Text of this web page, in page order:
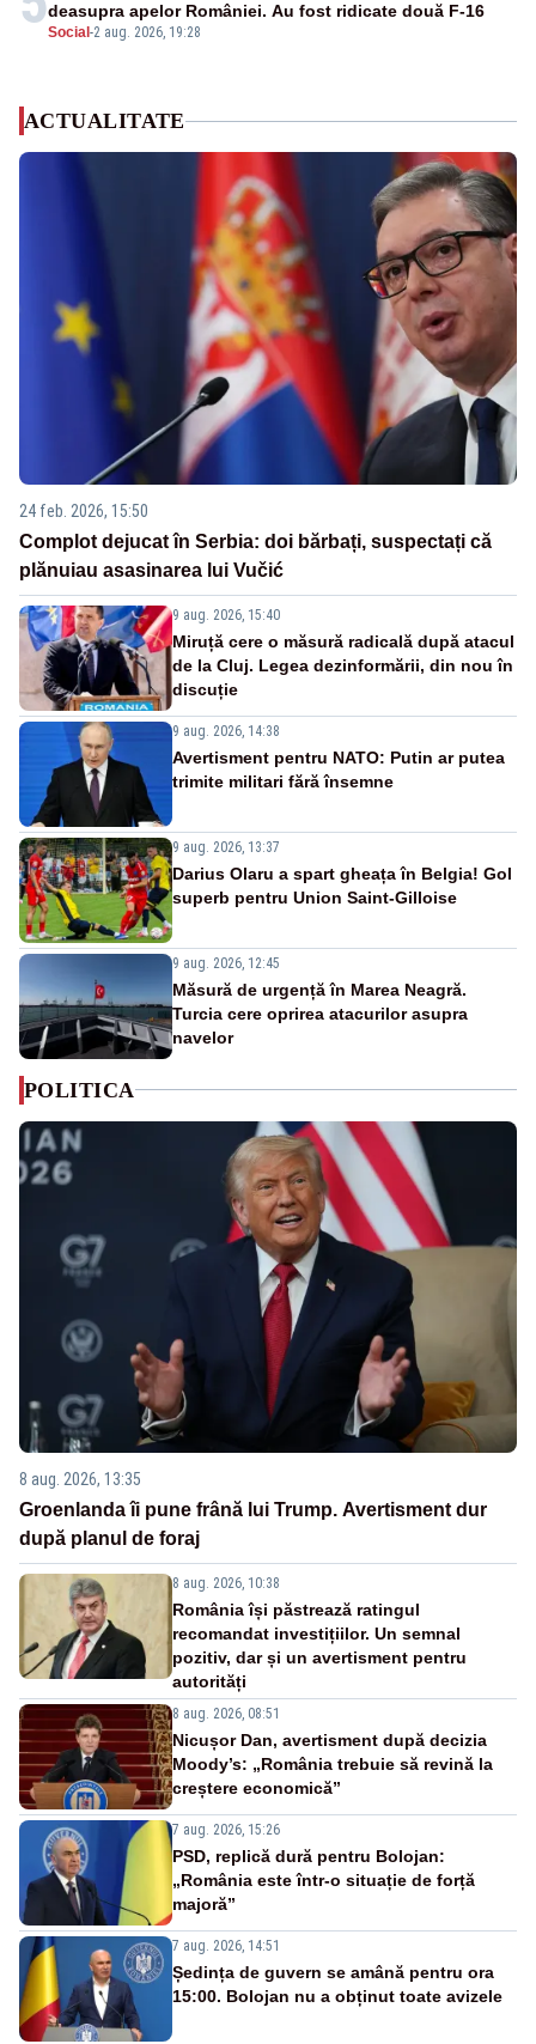
Social -2 aug. 2026, 19:28
deasupra apelor României. Au fost ridicate două F-16
ACTUALITATE
24 feb. 2026, 15:50
Complot dejucat în Serbia: doi bărbați, suspectați că
plănuiau asasinarea lui Vučić
9 aug. 2026, 15:40
Miruță cere o măsură radicală după atacul
de la Cluj. Legea dezinformării, din nou în
discuție
9 aug. 2026, 14:38
Avertisment pentru NATO: Putin ar putea
trimite militari fără însemne
9 aug. 2026, 13:37
Darius Olaru a spart gheața în Belgia! Gol
superb pentru Union Saint-Gilloise
9 aug. 2026, 12:45
Măsură de urgență în Marea Neagră.
Turcia cere oprirea atacurilor asupra
navelor
POLITICA
8 aug. 2026, 13:35
Groenlanda îi pune frână lui Trump. Avertisment dur
după planul de foraj
8 aug. 2026, 10:38
România își păstrează ratingul
recomandat investițiilor. Un semnal
pozitiv, dar și un avertisment pentru
autorități
8 aug. 2026, 08:51
Nicușor Dan, avertisment după decizia
Moody’s: „România trebuie să revină la
creștere economică”
7 aug. 2026, 15:26
PSD, replică dură pentru Bolojan:
„România este într-o situație de forță
majoră”
7 aug. 2026, 14:51
Ședința de guvern se amână pentru ora
15:00. Bolojan nu a obținut toate avizele